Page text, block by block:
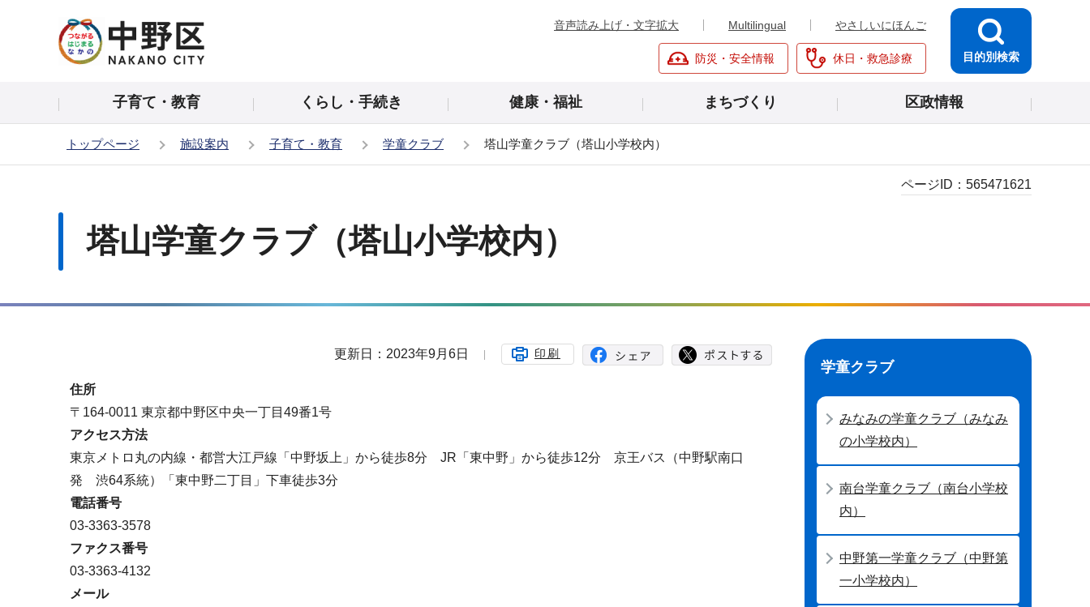
の
頭
音声読み上げ・文字拡大 Multilingual やさしいにほんご
防災・安全情報 休日・救急診療 目的別検索
子育て・教育 くらし・手続き 健康・福祉 まちづくり 区政情報
トップページ 施設案内 子育て・教育 学童クラブ 塔山学童クラブ（塔山小学校内）
塔山学童クラブ（塔山小学校内）
ページID： 565471621
更新日：2023年9月6日 印刷
住所
〒164-0011 東京都中野区中央一丁目49番1号
アクセス方法
東京メトロ丸の内線・都営大江戸線「中野坂上」から徒歩8分 JR「東中野」から徒歩12分 京王バス（中野駅南口
発 渋64系統）「東中野二丁目」下車徒歩3分
電話番号
03-3363-3578
ファクス番号
03-3363-4132
メール
ナ
ー
シ
ン
こ
か
学童クラブ
みなみの学童クラブ（みなみ
の小学校内）
南台学童クラブ（南台小学校
内）
中野第一学童クラブ（中野第
一小学校内）